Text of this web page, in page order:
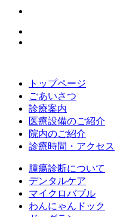
トップページ
ごあいさつ
診療案内
医療設備のご紹介
院内のご紹介
診療時間・アクセス
腫瘍診断について
デンタルケア
マイクロバブル
わんにゃんドック